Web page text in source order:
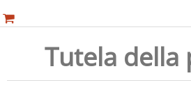
Tutela della